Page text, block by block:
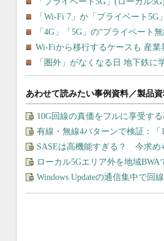
あわせて読みたい事例資料／製品
10G回線の真価をフルに享受す
有線・無線4パターンで検証：「
SASEは高機能すぎる？ 今求め
ローカル5Gエリア外を地域
Windows Updateの通信集中で回